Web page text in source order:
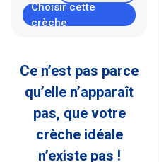
Choisir cette
crèche
Ce n’est pas parce
qu’elle n’apparaît
pas, que votre
crèche idéale
n’existe pas !